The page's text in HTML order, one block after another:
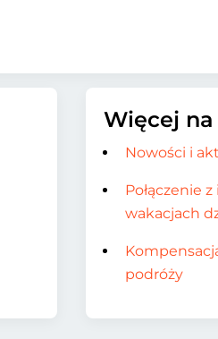
Więcej
Nowości i
Połączenie
wakacjach
podróży